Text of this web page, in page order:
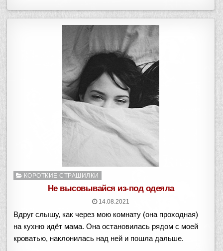
Опубликовано
КОРОТКИЕ СТРАШИЛКИ
Не высовывайся из-под одеяла
14.08.2021
Вдруг слышу, как через мою комнату (она проходная)
на кухню идёт мама. Она остановилась рядом с моей
кроватью, наклонилась над ней и пошла дальше.